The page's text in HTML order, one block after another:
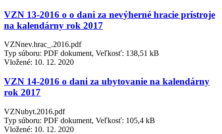
VZN 13-2016 o o dani za nevýherné hracie prístroje
na kalendárny rok 2017
VZNnev.hrac_.2016.pdf
Typ súboru: PDF dokument, Veľkosť: 138,51 kB
Vložené: 10. 12. 2020
VZN 14-2016 o dani za ubytovanie na kalendárny
rok 2017
VZNubyt.2016.pdf
Typ súboru: PDF dokument, Veľkosť: 105,4 kB
Vložené: 10. 12. 2020